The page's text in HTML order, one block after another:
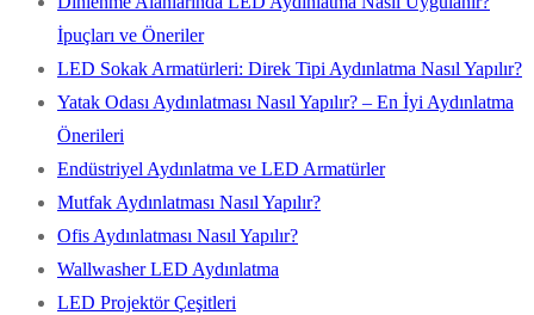
İpuçları ve Öneriler
LED Sokak Armatürleri: Direk Tipi Aydınlatma Nasıl Yapılır?
Yatak Odası Aydınlatması Nasıl Yapılır? – En İyi Aydınlatma
Önerileri
Endüstriyel Aydınlatma ve LED Armatürler
Mutfak Aydınlatması Nasıl Yapılır?
Ofis Aydınlatması Nasıl Yapılır?
Wallwasher LED Aydınlatma
LED Projektör Çeşitleri